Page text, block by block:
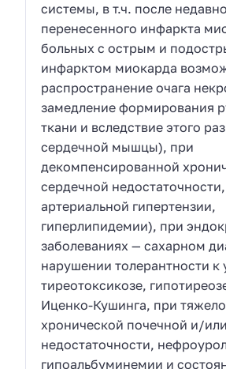
системы, в т.ч. после недавно
перенесенного инфаркта
больных с острым и
инфарктом миокарда
распространение очага
замедление формирования
ткани и вследствие этого
сердечной мышцы), при
декомпенсированной
сердечной недостаточности,
артериальной гипертензии,
гиперлипидемии), при
заболеваниях — сахарном
нарушении толерантности к
тиреотоксикозе,
Иценко-Кушинга, при
хронической почечной и/
недостаточности,
гипоальбуминемии и